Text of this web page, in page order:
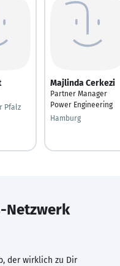
Pfalz
Majlinda Cerkezi
Partner Manager
Power Engineering
Hamburg
Netzwerk
der wirklich zu Dir